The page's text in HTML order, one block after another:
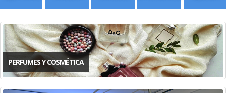
PERFUMES Y COSMÉTICA